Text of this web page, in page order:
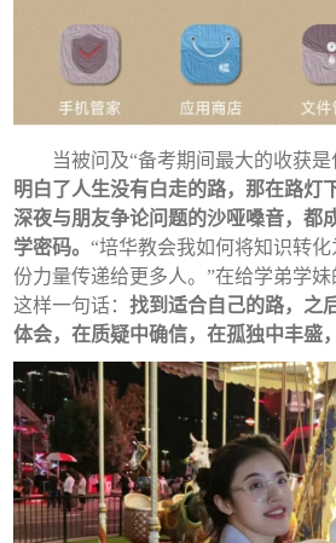
当被问及“备考期间最大的收获是
明白了人生没有白走的路，那在路灯
深夜与朋友争论问题的沙哑嗓音，都
学密码。“培华教会我如何将知识转
份力量传递给更多人。”在给学弟学
这样一句话：找到适合自己的路，之
体会，在质疑中确信，在孤独中丰盛